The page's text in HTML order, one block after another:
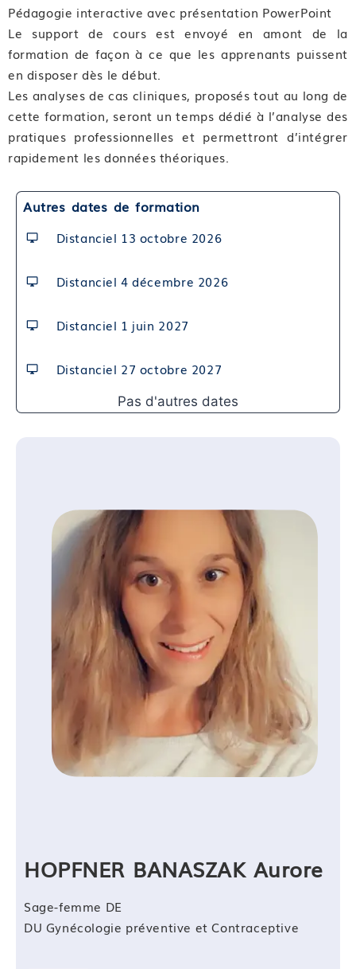
Module 04 : Rappels hormonaux: axe hypothalamo-
hypophyso-ovarien
Module 05 : Hyperandrogénie, insulinorésistance et
inflammation chronique
Module 06 : Les différents phenotypes de SMOP
(SOPK)
Compétence 03 : Quand penser à un SMOP (SPOK) ?
Module 08 : Troubles menstruels, anovulation et
infertilité
Module 09 : Signes d’hyperandrogénie: acné,
Compétence 04 : Comment aider au diagnostic du
Module 10 : Critères de Rotterdam : les différents
Module 11 : Diagnostics différentiels à éliminer
Compétence 05 : Impact sur la santé à long terme
estime de soi.
Module 14 : Impact sur la grossesse et sur la
ménopause
Compétence 06 : Orientation et prise en charge du
SMOP (SOPK)
Module 15 : Traitements hormonaux et non
hormonaux.
Module 16 : Rôle de la metformine, des inositols,
des traitements de l’obésité et de l’hygiène de vie.
Module 17 : Prise en charge de l’infertilité
Dispositif de suivi de l’acquisition des
connaissances/compétences
Pédagogie interactive avec présentation PowerPoint
Le support de cours est envoyé en amont de la
formation de façon à ce que les apprenants puissent
en disposer dès le début.
Les analyses de cas cliniques, proposés tout au long de
cette formation, seront un temps dédié à l’analyse des
pratiques professionnelles et permettront d’intégrer
rapidement les données théoriques.
Autres dates de formation
Distanciel 13 octobre 2026
Distanciel 4 décembre 2026
Distanciel 1 juin 2027
Distanciel 27 octobre 2027
Pas d'autres dates
HOPFNER BANASZAK Aurore
Sage-femme DE
DU Gynécologie préventive et Contraceptive